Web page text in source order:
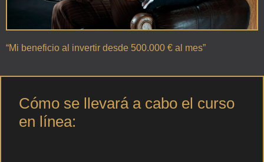
“Mi beneficio al invertir desde 500.000 € al mes”
Cómo se llevará a cabo el curso
en línea: